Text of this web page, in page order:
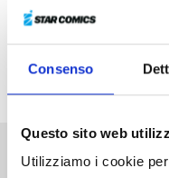
Consenso
Questo sito web
Utilizziamo i cookie
sentimenti per
afflitti da una
un cambiamento nel